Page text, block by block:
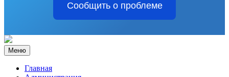
Сообщить о проблеме
Меню
Главная